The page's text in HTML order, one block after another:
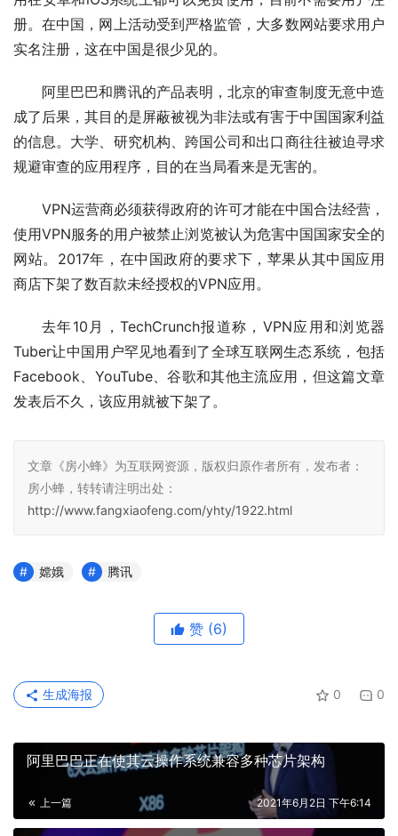
册。在中国，网上活动受到严格监管，大多数网站要求用户
实名注册，这在中国是很少见的。
阿里巴巴和腾讯的产品表明，北京的审查制度无意中造
成了后果，其目的是屏蔽被视为非法或有害于中国国家利益
的信息。大学、研究机构、跨国公司和出口商往往被迫寻求
规避审查的应用程序，目的在当局看来是无害的。
VPN运营商必须获得政府的许可才能在中国合法经营，
使用VPN服务的用户被禁止浏览被认为危害中国国家安全的
网站。2017年，在中国政府的要求下，苹果从其中国应用
商店下架了数百款未经授权的VPN应用。
去年10月，TechCrunch报道称，VPN应用和浏览器
Tuber让中国用户罕见地看到了全球互联网生态系统，包括
Facebook、YouTube、谷歌和其他主流应用，但这篇文章
发表后不久，该应用就被下架了。
文章《房小蜂》为互联网资源，版权归原作者所有，发布者：
房小蜂，转转请注明出处：
http://www.fangxiaofeng.com/yhty/1922.html
嫦娥 腾讯
赞 (6)
0 0
生成海报
阿里巴巴正在使其云操作系统兼容多种芯片架构
上一篇 2021年6月2日 下午6:14